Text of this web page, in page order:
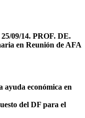
09/14. PROF. DE.
en Reunión de AFA
ayuda económica en
del DF para el